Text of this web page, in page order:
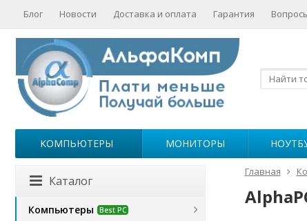
Блог Новости Доставка и оплата Гарантия
КОМПЬЮТЕРЫ МОНИТОРЫ
Главная
Каталог
Компьютеры Best PC